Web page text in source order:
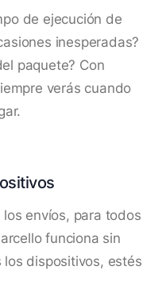
de ejecución de
inesperadas?
paquete? Con
verás cuando
envíos, para todos
funciona sin
dispositivos, estés